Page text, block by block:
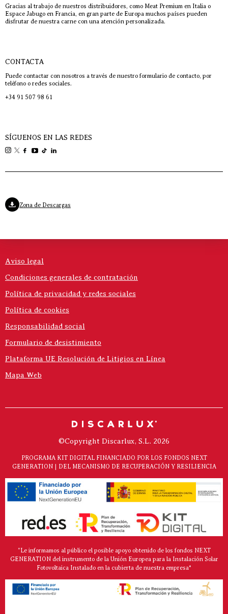
Gracias al trabajo de nuestros distribuidores, como Meat Premium en Italia o
Espace Jabugo en Francia, en gran parte de Europa muchos países pueden
disfrutar de nuestra carne con una atención personalizada.
CONTACTA
Puede contactar con nosotros a través de nuestro formulario de contacto, por
teléfono o redes sociales.
+34 91 507 98 61
SÍGUENOS EN LAS REDES
Zona de Descargas
Aviso legal
Condiciones generales de contratación
Política de privacidad y redes sociales
Política de cookies
Responsabilidad social
Formulario de desistimiento
Plataforma UE Resolución de Litigios en Línea
Mapa Web
©Copyright Discarlux, S.L. 2026
PROGRAMA KIT DIGITAL FINANCIADO POR LOS FONDOS NEXT
GENERATION | DEL MECANISMO DE RECUPERACIÓN Y RESILIENCIA
"Le informamos al público el posible apoyo obtenido de los fondos NEXT
GENERATION del instrumento de la Unión Europea para la Instalación Solar
Fotovoltaica Instalado en la cubierta de nuestra empresa*